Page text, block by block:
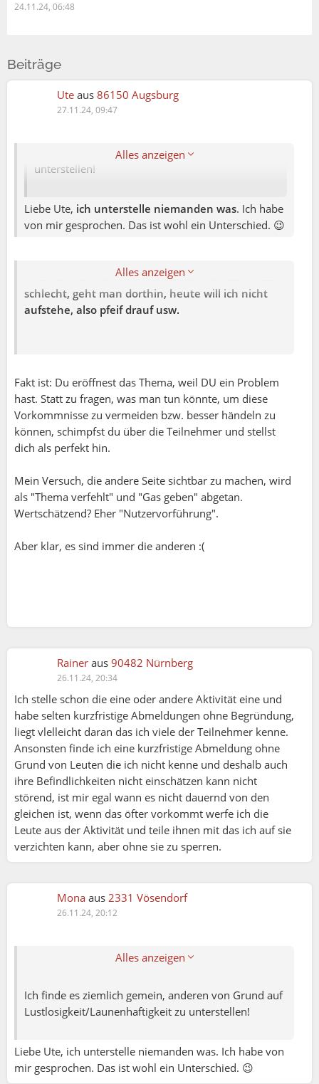
24.11.24, 06:48
Beiträge
Ute aus 86150 Augsburg
27.11.24, 09:47
Alles anzeigen
Lustlosigkeit/Launenhaftigkeit
unterstellen!
Liebe Ute, ich unterstelle niemanden was. Ich habe
von mir gesprochen. Das ist wohl ein Unterschied. 😉
Alles anzeigen
Mona:
nachher die Rosinen auszusuchen. Ist das Wetter
schlecht, geht man dorthin, heute will ich nicht
aufstehe, also pfeif drauf usw.
Fakt ist: Du eröffnest das Thema, weil DU ein Problem
hast. Statt zu fragen, was man tun könnte, um diese
Vorkommnisse zu vermeiden bzw. besser händeln zu
können, schimpfst du über die Teilnehmer und stellst
dich als perfekt hin.
Mein Versuch, die andere Seite sichtbar zu machen, wird
als "Thema verfehlt" und "Gas geben" abgetan.
Wertschätzend? Eher "Nutzervorführung".
Aber klar, es sind immer die anderen :(
Rainer aus 90482 Nürnberg
26.11.24, 20:34
Ich stelle schon die eine oder andere Aktivität eine und
habe selten kurzfristige Abmeldungen ohne Begründung,
liegt vlelleicht daran das ich viele der Teilnehmer kenne.
Ansonsten finde ich eine kurzfristige Abmeldung ohne
Grund von Leuten die ich nicht kenne und deshalb auch
ihre Befindlichkeiten nicht einschätzen kann nicht
störend, ist mir egal wann es nicht dauernd von den
gleichen ist, wenn das öfter vorkommt werfe ich die
Leute aus der Aktivität und teile ihnen mit das ich auf sie
verzichten kann, aber ohne sie zu sperren.
Mona aus 2331 Vösendorf
26.11.24, 20:12
Alles anzeigen
Ute:
Das entspricht meiner Persönlichkeit!
Wenn ich mich angemeldet habe gehe ich hin.
Ich finde es ziemlich gemein, anderen von Grund auf
Lustlosigkeit/Launenhaftigkeit zu unterstellen!
Liebe Ute, ich unterstelle niemanden was. Ich habe von
mir gesprochen. Das ist wohl ein Unterschied. 😉
Liza:
Gudrun:
Bei manchen Sachen müssen Organisatoren weit
im Voraus planen. Für manche Führungen,
Kabarett oder z.B. organisiere ich mit meinen
Freunden fast jedes Jahr eine Rätselrallye die
einen Tag oder auch drei Tage in einem
Bundesland stattfindet. Vorbereitungszeit von uns
1 Jahr! Der Termin steht immer ein Jahr vorher
wissen wie viele Personen daran teilnehmen und
wie es ankommt, sonst machst du dir die Arbeit
das Leben manchmal reinspuckt und jemand
Leute sind auch bereit sich diesen Termin wirklich
dafür frei zu halten. Daher denke ich, es gibt für
Es hackt nur, wenn Leute sich wo anmelden (das
langfristig geplant ist) und innerlich die Haltung